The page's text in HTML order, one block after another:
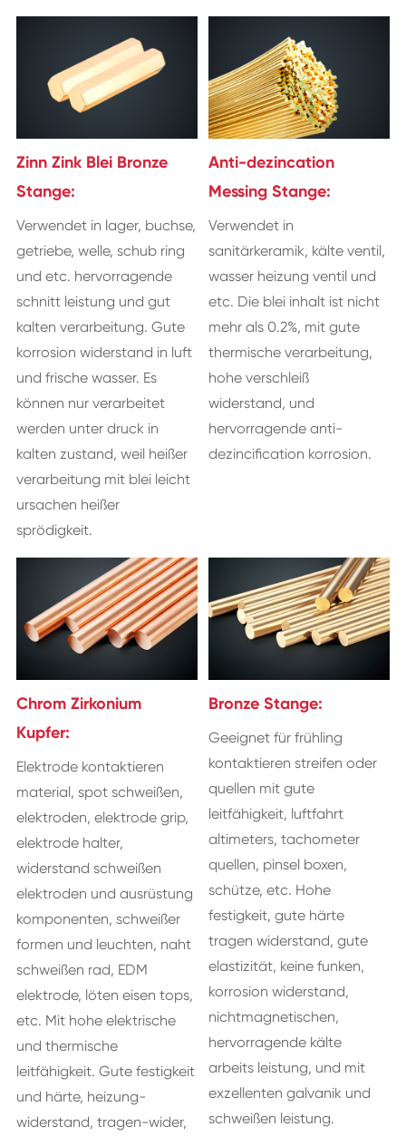
Zinn Zink Blei Bronze
Stange:
Verwendet in lager, buchse,
getriebe, welle, schub ring
und etc. hervorragende
schnitt leistung und gut
kalten verarbeitung. Gute
korrosion widerstand in luft
und frische wasser. Es
können nur verarbeitet
werden unter druck in
kalten zustand, weil heißer
verarbeitung mit blei leicht
ursachen heißer
sprödigkeit.
Anti-dezincation
Messing Stange:
Verwendet in
sanitärkeramik, kälte ventil,
wasser heizung ventil und
etc. Die blei inhalt ist nicht
mehr als 0.2%, mit gute
thermische verarbeitung,
hohe verschleiß
widerstand, und
hervorragende anti-
dezincification korrosion.
Chrom Zirkonium
Kupfer:
Elektrode kontaktieren
material, spot schweißen,
elektroden, elektrode grip,
elektrode halter,
widerstand schweißen
elektroden und ausrüstung
komponenten, schweißer
formen und leuchten, naht
schweißen rad, EDM
elektrode, löten eisen tops,
etc. Mit hohe elektrische
und thermische
leitfähigkeit. Gute festigkeit
und härte, heizung-
widerstand, tragen-wider,
Bronze Stange:
Geeignet für frühling
kontaktieren streifen oder
quellen mit gute
leitfähigkeit, luftfahrt
altimeters, tachometer
quellen, pinsel boxen,
schütze, etc. Hohe
festigkeit, gute härte
tragen widerstand, gute
elastizität, keine funken,
korrosion widerstand,
nichtmagnetischen,
hervorragende kälte
arbeits leistung, und mit
exzellenten galvanik und
schweißen leistung.